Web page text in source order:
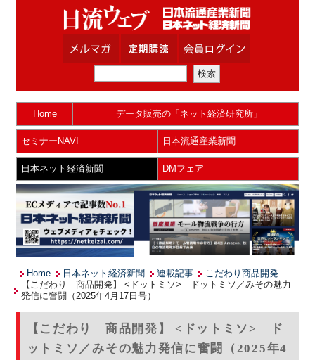
Home データ販売の「ネット経済研究所」
セミナーNAVI 日本流通産業新聞
日本ネット経済新聞 DMフェア
Home 日本ネット経済新聞 連載記事
こだわり商品開発
【こだわり 商品開発】 <ドットミソ> ドットミソ／みその魅力
発信に奮闘（2025年4月17日号）
【こだわり 商品開発】 <ドットミソ> ド
ットミソ／みその魅力発信に奮闘（2025年4